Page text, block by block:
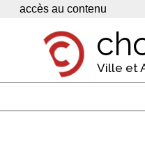
Panneau de gestion des cookies
accès au contenu
Ville et